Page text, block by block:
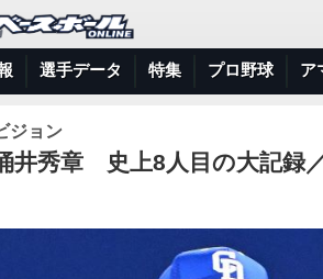
選手データ 特集 プロ野球 ア
ジョン
井秀章 史上8人目の大記録